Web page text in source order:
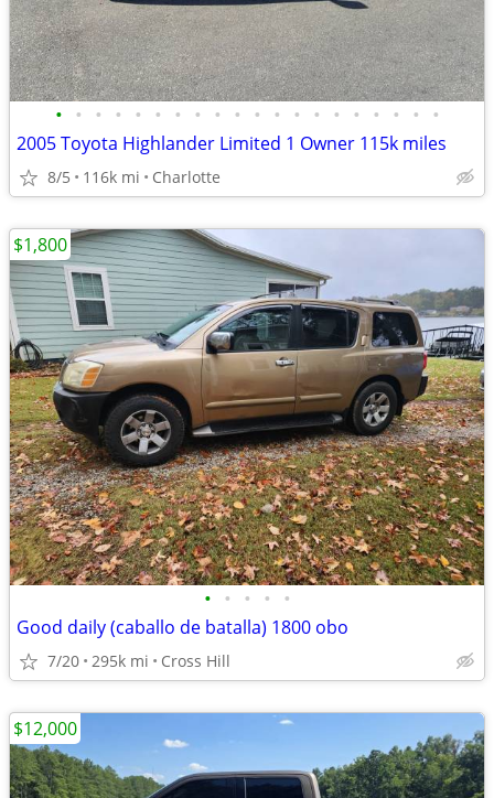
• • • • • • • • • • • • • • • • • • • •
2005 Toyota Highlander Limited 1 Owner 115k miles
8/5 116k mi Charlotte
• • • • •
Good daily (caballo de batalla) 1800 obo
7/20 295k mi Cross Hill
$1,800
$12,000